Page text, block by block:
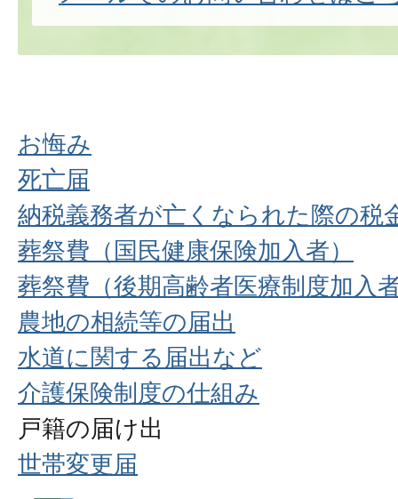
お悔み
死亡届
納税義務者が亡くなられた際の税
葬祭費（国民健康保険加入者）
葬祭費（後期高齢者医療制度加入
農地の相続等の届出
水道に関する届出など
介護保険制度の仕組み
戸籍の届け出
世帯変更届